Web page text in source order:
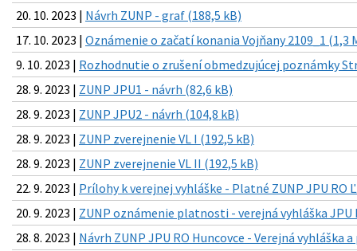
20. 10. 2023 | Návrh ZUNP - graf (188,5 kB)
17. 10. 2023 | Oznámenie o začatí konania Vojňany 2109_1 (1,3
9. 10. 2023 | Rozhodnutie o zrušení obmedzujúcej poznámky
28. 9. 2023 | ZUNP JPU1 - návrh (82,6 kB)
28. 9. 2023 | ZUNP JPU2 - návrh (104,8 kB)
28. 9. 2023 | ZUNP zverejnenie VL I (192,5 kB)
28. 9. 2023 | ZUNP zverejnenie VL II (192,5 kB)
22. 9. 2023 | Prílohy k verejnej vyhláške - Platné ZUNP JPU RO
20. 9. 2023 | ZUNP oznámenie platnosti - verejná vyhláška JPU
28. 8. 2023 | Návrh ZUNP JPU RO Huncovce - Verejná vyhláška